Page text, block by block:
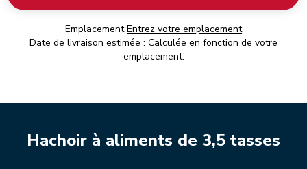
Emplacement Entrez votre emplacement
Date de livraison estimée : Calculée en fonction de votre
emplacement.
Hachoir à aliments de 3,5 tasses